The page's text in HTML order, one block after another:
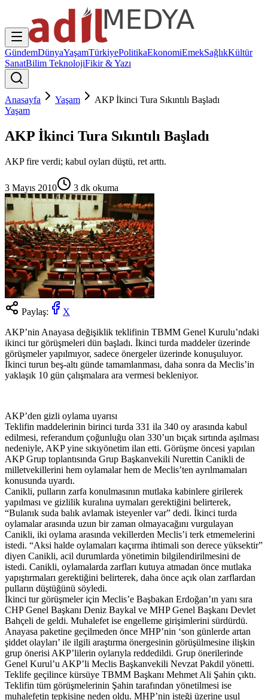
GündemDünyaYaşamTürkiyePolitikaEkonomiEmekSağlıkKültür
SanatBilim TeknolojiFikir & Yazı
Anasayfa Yaşam
AKP İkinci Tura Sıkıntılı Başladı
Yaşam
AKP İkinci Tura Sıkıntılı Başladı
AKP fire verdi; kabul oyları düştü, ret arttı.
3 Mayıs 2010 3 dk okuma
Paylaş:
X
AKP’nin Anayasa değişiklik teklifinin TBMM Genel Kurulu’ndaki
ikinci tur görüşmeleri dün başladı. İkinci turda maddeler üzerinde
görüşmeler yapılmıyor, sadece önergeler üzerinde konuşuluyor.
İkinci turun beş-altı günde tamamlanması, daha sonra da Meclis’in
yaklaşık 10 gün çalışmalara ara vermesi bekleniyor.
AKP’den gizli oylama uyarısı
Teklifin maddelerinin birinci turda 331 ila 340 oy arasında kabul
edilmesi, referandum çoğunluğu olan 330’un bıçak sırtında aşılması
nedeniyle, AKP yine sıkıyönetim ilan etti. Görüşme öncesi yapılan
AKP Grup toplantısında Grup Başkanvekili Nurettin Canikli de
milletvekillerini hem oylamalar hem de Meclis’ten ayrılmamaları
konusunda uyardı.
Canikli, pulların zarfa konulmasının mutlaka kabinlere girilerek
yapılması ve gizlilik kuralına uymaları gerektiğini belirterek,
“Bulanık suda balık avlamak isteyenler var” dedi. İkinci turda
oylamalar arasında uzun bir zaman olmayacağını vurgulayan
Canikli, iki oylama arasında vekillerden Meclis’i terk etmemelerini
istedi. “Aksi halde oylamaları kaçırma ihtimali son derece yüksektir”
diyen Canikli, acil durumlarda yönetimin bilgilendirilmesini de
istedi. Canikli, oylamalarda zarfları kutuya atmadan önce mutlaka
yapıştırmaları gerektiğini belirterek, daha önce açık olan zarflardan
pulların düştüğünü söyledi.
İkinci tur görüşmeler için Meclis’e Başbakan Erdoğan’ın yanı sıra
CHP Genel Başkanı Deniz Baykal ve MHP Genel Başkanı Devlet
Bahçeli de geldi. Muhalefet ise engelleme girişimlerini sürdürdü.
Anayasa paketine geçilmeden önce MHP’nin ‘son günlerde artan
şiddet olayları’ ile ilgili araştırma önergesinin görüşülmesine ilişkin
grup önerisi AKP’lilerin oylarıyla reddedildi. Grup önerilerinde
Genel Kurul’u AKP’li Meclis Başkanvekili Nevzat Pakdil yönetti.
Teklife geçilince kürsüye TBMM Başkanı Mehmet Ali Şahin çıktı.
Teklifin tüm görüşmelerinin Şahin tarafından yönetilmesi ise
muhalefetin tepkisine neden oldu. MHP’nin isteği üzerine usul